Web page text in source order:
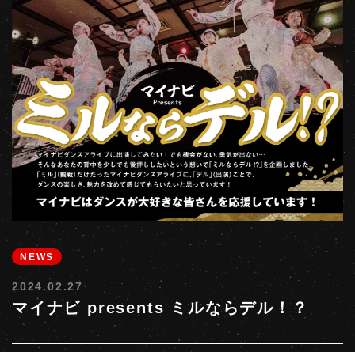
NEWS
2024.02.27
マイナビ presents ミルならデル！？